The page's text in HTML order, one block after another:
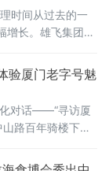
时间从过去的一
增长。雄飞集团是
验厦门老字号魅
对话——“寻访厦
路百年骑楼下展
之一，本次活动在